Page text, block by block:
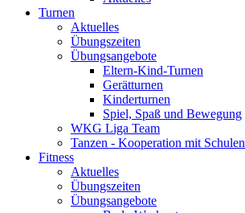
Turnen
Aktuelles
Übungszeiten
Übungsangebote
Eltern-Kind-Turnen
Gerätturnen
Kinderturnen
Spiel, Spaß und Bewegung
WKG Liga Team
Tanzen - Kooperation mit Schulen
Fitness
Aktuelles
Übungszeiten
Übungsangebote